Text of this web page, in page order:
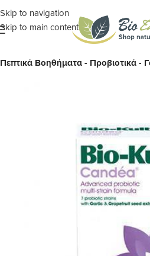
Skip to navigation
Skip to main content
Πεπτικά Βοηθήματα - Προβιοτικά -